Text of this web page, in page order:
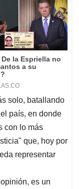
solo, batallando
país, en donde
con lo más
que, hoy por
representar
es un